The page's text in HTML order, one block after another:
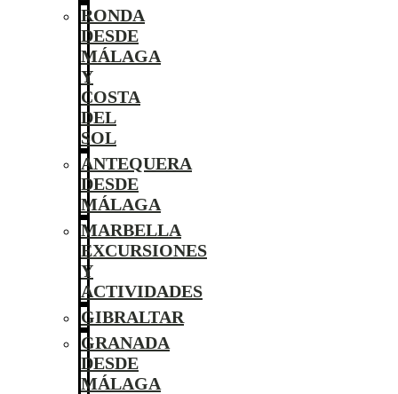
RONDA
DESDE
MÁLAGA
Y
COSTA
DEL
SOL
ANTEQUERA
DESDE
MÁLAGA
MARBELLA
EXCURSIONES
Y
ACTIVIDADES
GIBRALTAR
GRANADA
DESDE
MÁLAGA